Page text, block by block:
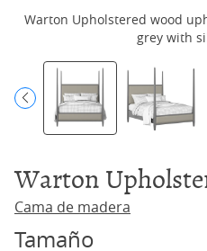
Warton Upholstered wood
grey with
Warton
Cama de madera
Tamaño